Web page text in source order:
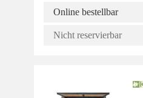
Online bestellbar
Nicht reservierbar